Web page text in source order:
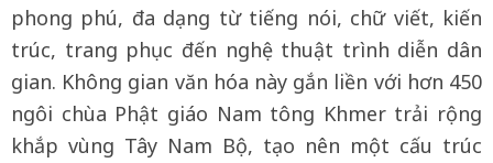
phong phú, đa dạng từ tiếng nói, chữ viết, kiến
trúc, trang phục đến nghệ thuật trình diễn dân
gian. Không gian văn hóa này gắn liền với hơn 450
ngôi chùa Phật giáo Nam tông Khmer trải rộng
khắp vùng Tây Nam Bộ, tạo nên một cấu trúc